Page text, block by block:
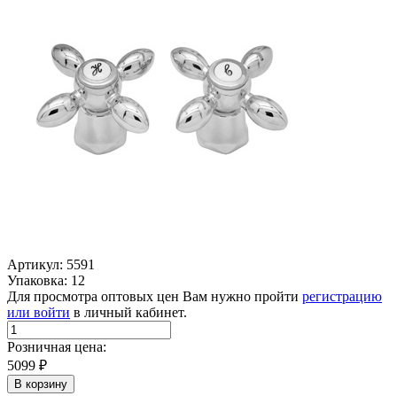
Артикул: 5591
Упаковка: 12
Для просмотра оптовых цен Вам нужно пройти регистрацию
или войти в личный кабинет.
Розничная цена:
5099 ₽
В корзину